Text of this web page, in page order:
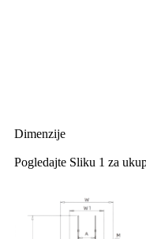
Dimenzije
Pogledajte Sliku 1 za